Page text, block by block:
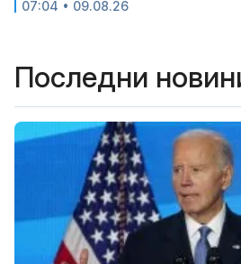
07:04 • 09.08.26
Последни